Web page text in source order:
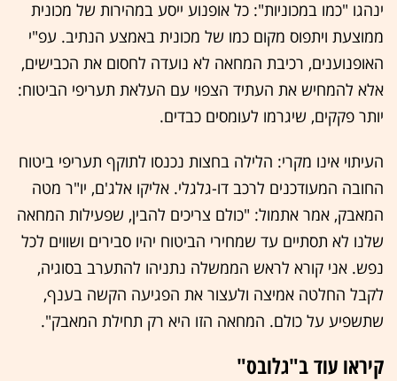
ינהגו "כמו במכוניות": כל אופנוע ייסע במהירות של מכונית
ממוצעת ויתפוס מקום כמו של מכונית באמצע הנתיב. עפ"י
האופנוענים, רכיבת המחאה לא נועדה לחסום את הכבישים,
אלא להמחיש את העתיד הצפוי עם העלאת תעריפי הביטוח:
יותר פקקים, שיגרמו לעומסים כבדים.
העיתוי אינו מקרי: הלילה בחצות נכנסו לתוקף תעריפי ביטוח
החובה המעודכנים לרכב דו-גלגלי. אליקו אלג'ם, יו"ר מטה
המאבק, אמר אתמול: "כולם צריכים להבין, שפעילות המחאה
שלנו לא תסתיים עד שמחירי הביטוח יהיו סבירים ושווים לכל
נפש. אני קורא לראש הממשלה נתניהו להתערב בסוגיה,
לקבל החלטה אמיצה ולעצור את הפגיעה הקשה בענף,
שתשפיע על כולם. המחאה הזו היא רק תחילת המאבק".
קיראו עוד ב"גלובס"